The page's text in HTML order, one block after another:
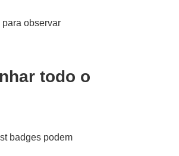
observar
todo o
badges podem